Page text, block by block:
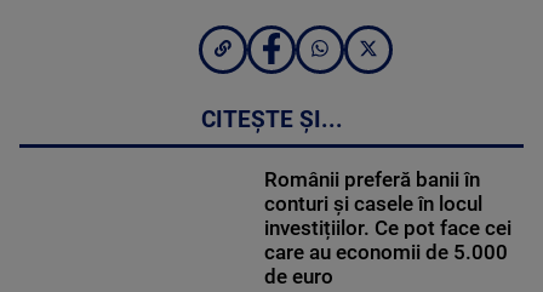
CITEȘTE ȘI...
Românii preferă banii în
conturi și casele în locul
investițiilor. Ce pot face cei
care au economii de 5.000
de euro